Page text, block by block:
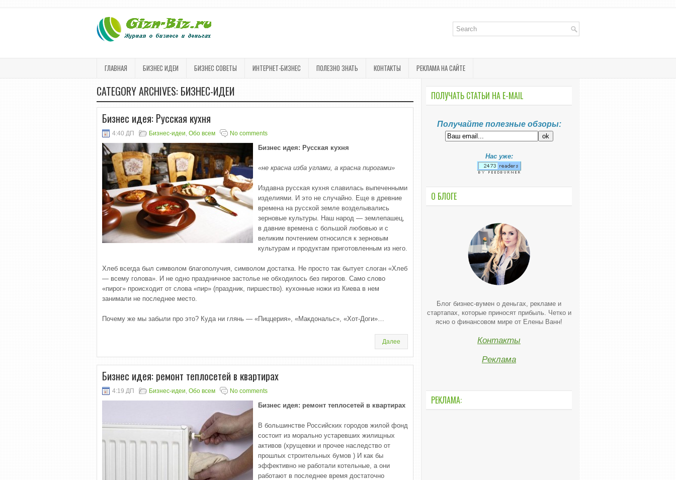
ГЛАВНАЯ БИЗНЕС ИДЕИ БИЗНЕС СОВЕТЫ ИНТЕРНЕТ-БИЗНЕС ПОЛЕЗНО ЗНАТЬ КОНТАКТЫ РЕКЛАМА НА САЙТЕ
CATEGORY ARCHIVES: БИЗНЕС-ИДЕИ
Бизнес идея: Русская кухня
4:40 ДП Бизнес-идеи, Обо всем No comments
Бизнес идея: Русская кухня
«не красна изба углами, а красна пирогами»
Издавна русская кухня славилась выпеченными
изделиями. И это не случайно. Еще в древние
времена на русской земле возделывались
зерновые культуры. Наш народ — землепашец,
в давние времена с большой любовью и с
великим почтением относился к зерновым
культурам и продуктам приготовленным из него.
Хлеб всегда был символом благополучия, символом достатка. Не просто так бытует слоган «Хлеб
— всему голова». И не одно праздничное застолье не обходилось без пирогов. Само слово
«пирог» происходит от слова «пир» (праздник, пиршество). кухонные ножи из Киева в нем
занимали не последнее место.
Почему же мы забыли про это? Куда ни глянь — «Пиццерия», «Макдональс», «Хот-Доги»…
Далее
Бизнес идея: ремонт теплосетей в квартирах
4:19 ДП Бизнес-идеи, Обо всем No comments
Бизнес идея: ремонт теплосетей в квартирах
В большинстве Российских городов жилой фонд
состоит из морально устаревших жилищных
активов (хрущевки и прочее наследство от
прошлых строительных бумов ) И как бы
эффективно не работали котельные, а они
работают в последнее время достаточно
ПОЛУЧАТЬ СТАТЬИ НА E-MАIL
Получайте полезные обзоры:
Нас уже:
О БЛОГЕ
Блог бизнес-вумен о деньгах, рекламе и
стартапах, которые приносят прибыль. Четко и
ясно о финансовом мире от Елены Ванн!
Контакты
Реклама
РЕКЛАМА: